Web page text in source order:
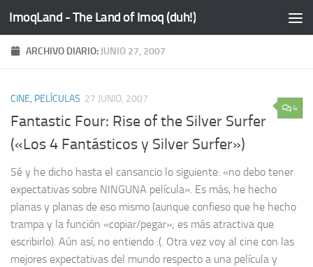
Saltar al contenido
ImoqLand - The Land of Imoq (duh!)
ARCHIVO DIARIO: JUNIO 27, 2007
4
CINE, PELÍCULAS 27 JUNIO, 2007
Fantastic Four: Rise of the Silver Surfer
(«Los 4 Fantásticos y Silver Surfer»)
Sé y he dicho hasta el cansancio lo siguiente: «no debo tener
expectativas sobre NINGUNA película». Es más, he hecho
planas y planas de eso mismo (aunque confieso que he hecho
trampa y la función «copiar/pegar»; es más atractiva que
escribirlo). Aún así, no entiendo :(. Otra vez voy al cine con las
mejores expectativas del mundo respecto a una película y